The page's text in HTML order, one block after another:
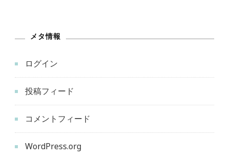
メタ情報
ログイン
投稿フィード
コメントフィード
WordPress.org